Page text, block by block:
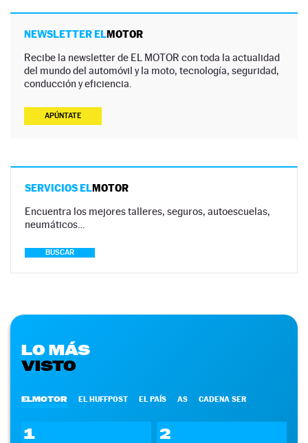
NEWSLETTER ELMOTOR
Recibe la newsletter de EL MOTOR con toda la actualidad
del mundo del automóvil y la moto, tecnología, seguridad,
conducción y eficiencia.
APÚNTATE
SERVICIOS ELMOTOR
Encuentra los mejores talleres, seguros, autoescuelas,
neumáticos…
BUSCAR
LO MÁS
VISTO
ELMOTOR EL HUFFPOST EL PAÍS AS CADENA SER
1 2